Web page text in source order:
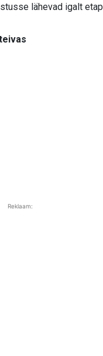
lähevad igalt
Reklaam: